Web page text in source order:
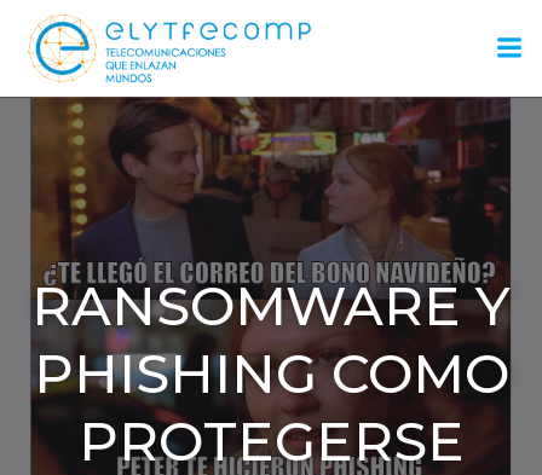
al
RANSOMWARE Y
PHISHING COMO
PROTEGERSE